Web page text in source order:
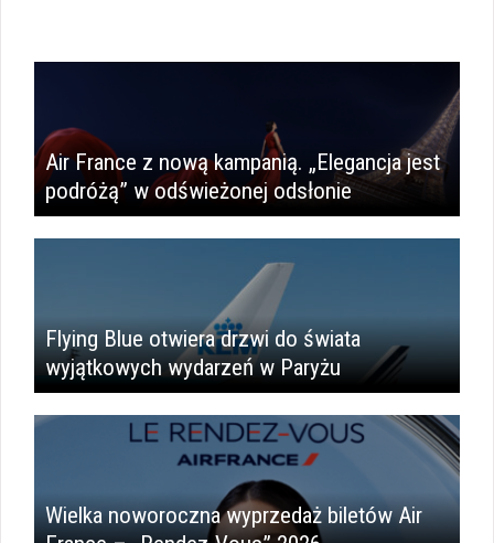
Air France z nową kampanią. „Elegancja jest
podróżą” w odświeżonej odsłonie
Flying Blue otwiera drzwi do świata
wyjątkowych wydarzeń w Paryżu
Wielka noworoczna wyprzedaż biletów Air